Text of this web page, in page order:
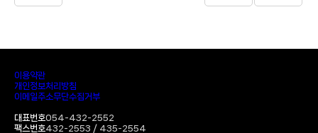
이용약관
개인정보처리방침
이메일주소무단수집거부
대표번호054-432-2552
팩스번호432-2553 / 435-2554